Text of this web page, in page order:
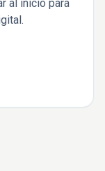
al inicio para